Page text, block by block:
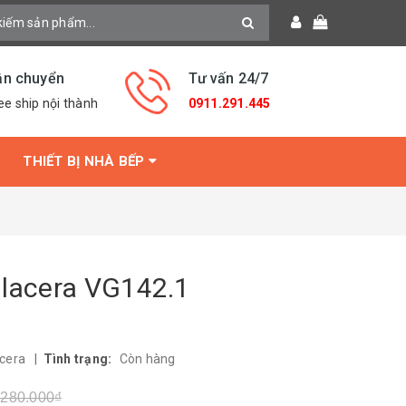
chuyển
ship nội thành
Tư vấn 24/7
0911.291.445
THIẾT BỊ NHÀ BẾP
VG142.1
Tình trạng: Còn hàng